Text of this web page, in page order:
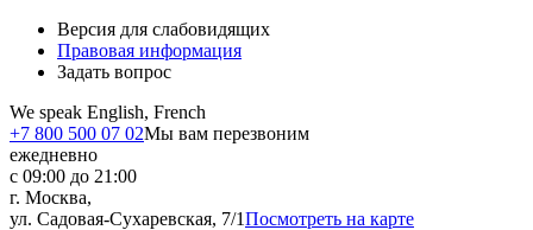
Версия для слабовидящих
Правовая информация
Задать вопрос
We speak English, French
+7 800 500 07 02Мы вам перезвоним
ежедневно
с 09:00 до 21:00
г. Москва,
ул. Садовая-Сухаревская, 7/1Посмотреть на карте